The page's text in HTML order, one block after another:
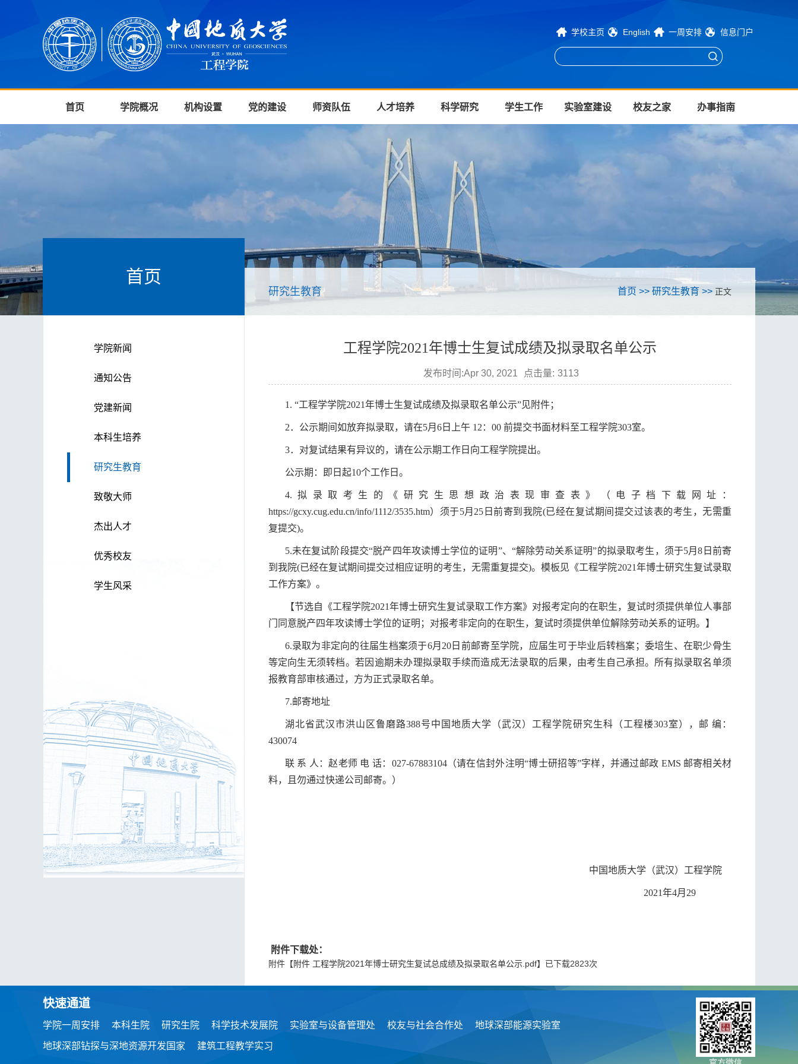
学校主页 English 一周安排 信息门户
首页 学院概况 机构设置 党的建设 师资队伍 人才培养 科学研究 学生工作 实验室建设 校友之家 办事指南
首页
学院新闻
通知公告
党建新闻
本科生培养
研究生教育
致敬大师
杰出人才
优秀校友
学生风采
研究生教育 首页 >> 研究生教育 >> 正文
工程学院2021年博士生复试成绩及拟录取名单公示
发布时间:Apr 30, 2021 点击量: 3113
1. “工程学学院2021年博士生复试成绩及拟录取名单公示”见附件；
2． 公示期间如放弃拟录取，请在5月 6日上午 12：00 前提交书面材料至工程学院303室。
3． 对复试结果有异议的，请在公示期工作日向工程学院提出。
公示期：即日起10个工作日。
4. 拟录取考生的《研究生思想政治表现审查表》（电子档下载网址：
https://gcxy.cug.edu.cn/info/1112/3535.htm）须于5月25日前寄到我院(已经在复试期间提交过该表的考生，无需重
复提交)。
5.未在复试阶段提交“脱产四年攻读博士学位的证明”、“解除劳动关系证明”的拟录取考生，须于5月8日前寄
到我院(已经在复试期间提交过相应证明的考生，无需重复提交)。模板见《工程学院2021年博士研究生复试录取
工作方案》。
【节选自《工程学院2021年博士研究生复试录取工作方案》对报考定向的在职生，复试时须提供单位人事部
门同意脱产四年攻读博士学位的证明；对报考非定向的在职生，复试时须提供单位解除劳动关系的证明。】
6.录取为非定向的往届生档案须于6月 20 日前邮寄至学院，应届生可于毕业后转档案；委培生、在职少骨生
等定向生无须转档。若因逾期未办理拟录取手续而造成无法录取的后果，由考生自己承担。所有拟录取名单须
报教育部审核通过，方为正式录取名单。
7.邮寄地址
湖北省武汉市洪山区鲁磨路388号中国地质大学（武汉）工程学院研究生科（工程楼303室），邮 编：
430074
联 系 人：赵老师 电 话： 027-67883104（请在信封外注明“博士研招等”字样，并通过邮政 EMS 邮寄相关材
料，且勿通过快递公司邮寄。）
中国地质大学（武汉）工程学院
2021年4月 29
附件下载处：
附件【附件 工程学院2021年博士研究生复试总成绩及拟录取名单公示.pdf】已下载2823次
快速通道
学院一周安排 本科生院 研究生院 科学技术发展院 实验室与设备管理处 校友与社会合作处 地球深部能源实验室
地球深部钻探与深地资源开发国家 建筑工程教学实习